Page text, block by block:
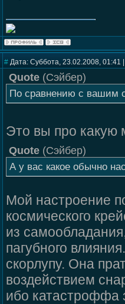
# Дата: Суббота, 23.02.2008,
Quote (Сэйбер)
По сравнению с вашим
Это вы про какую
Quote (Сэйбер)
А у вас какое обычно
Мой настроение
космического
из
пагубного
скорлупу. Она
воздействием
ибо катастроффа